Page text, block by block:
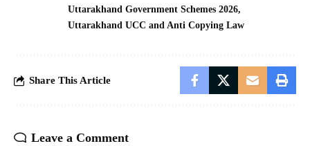
Uttarakhand Government Schemes 2026
Uttarakhand UCC and Anti Copying Law
Share This Article
Leave a Comment